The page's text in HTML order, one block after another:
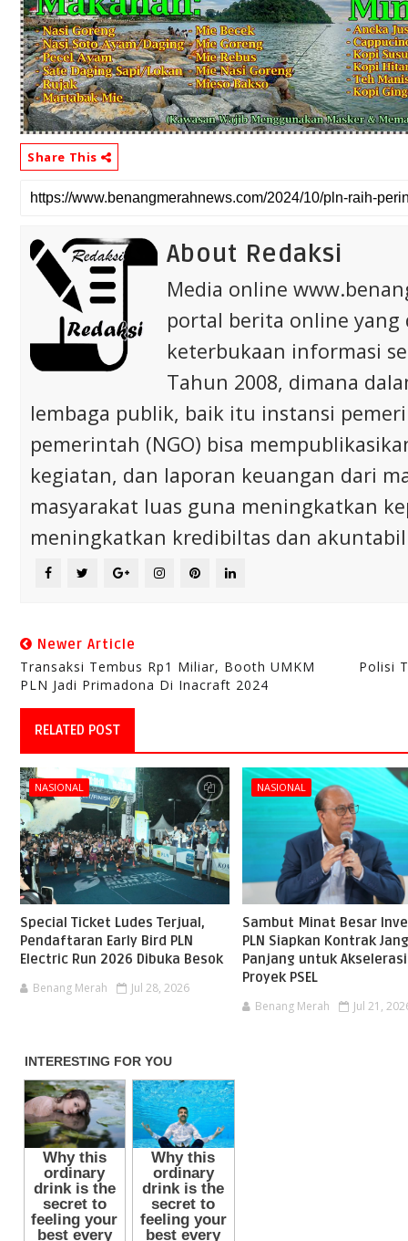
Share This
About Redaksi
Media online
portal berita online
keterbukaan informasi
Tahun 2008, dimana
lembaga publik, baik itu instansi
pemerintah (NGO) bisa
kegiatan, dan laporan keuangan dari
masyarakat luas guna meningkatkan
meningkatkan kredibiltas dan
Newer Article
Transaksi Tembus Rp1 Miliar, Booth UMKM
PLN Jadi Primadona Di Inacraft 2024
Polisi
RELATED POST
NASIONAL
Special Ticket Ludes Terjual,
Pendaftaran Early Bird PLN
Electric Run 2026 Dibuka Besok
Benang Merah Jul 28, 2026
NASIONAL
Sambut Minat Besar
PLN Siapkan Kontrak
Panjang untuk Akselerasi
Proyek PSEL
Benang Merah Jul 21,